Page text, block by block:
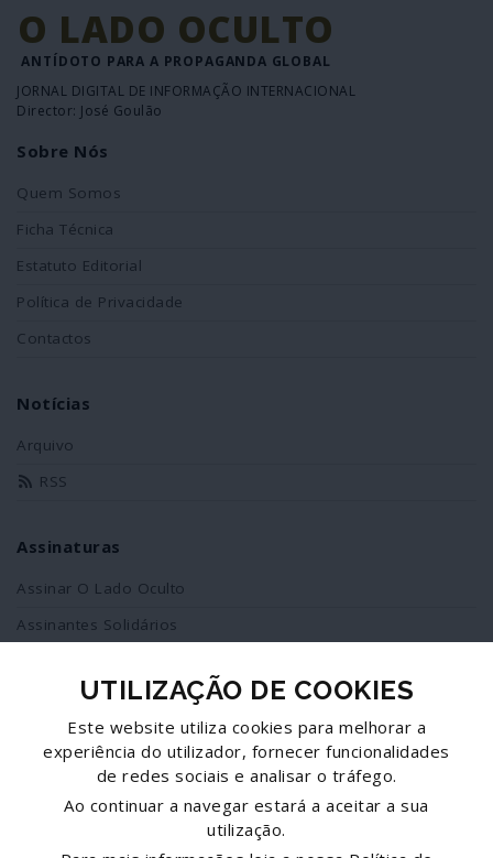
O LADO OCULTO
ANTÍDOTO PARA A PROPAGANDA GLOBAL
JORNAL DIGITAL DE INFORMAÇÃO INTERNACIONAL
Director: José Goulão
Sobre Nós
Quem Somos
Ficha Técnica
Estatuto Editorial
Política de Privacidade
Contactos
Notícias
Arquivo
RSS
Assinaturas
Assinar O Lado Oculto
Assinantes Solidários
Redes Sociais
Siga-nos no facebook
UTILIZAÇÃO DE COOKIES
Este website utiliza cookies para melhorar a
experiência do utilizador, fornecer funcionalidades
de redes sociais e analisar o tráfego.
Ao continuar a navegar estará a aceitar a sua
utilização.